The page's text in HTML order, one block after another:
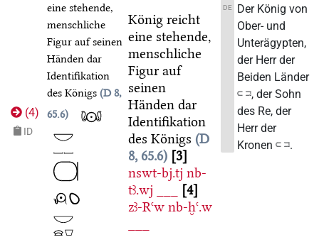
(4)
ID
eine stehende,
menschliche
Figur auf seinen
Händen dar
Identifikation
des Königs D 8,
65.6
König reicht
eine stehende,
menschliche
Figur auf
seinen
Händen dar
Identifikation
des Königs D
8, 65.6
3
nswt-bj.tj nb-
tꜣ.wj
4
zꜣ-Rꜥw nb-ḫꜥ.w
DE
Der König von
Ober- und
Unterägypten,
der Herr der
Beiden Länder
𓍹 𓍺, der Sohn
des Re, der
Herr der
Kronen 𓍹 𓍺.